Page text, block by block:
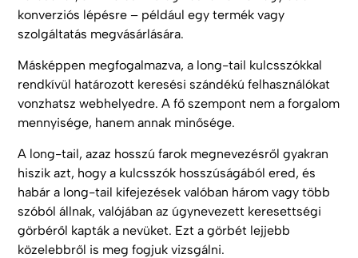
konverziós lépésre – például egy termék vagy
szolgáltatás megvásárlására.
Másképpen megfogalmazva, a long-tail kulcsszókkal
rendkívül határozott keresési szándékú felhasználókat
vonzhatsz webhelyedre. A fő szempont nem a forgalom
mennyisége, hanem annak minősége.
A long-tail, azaz hosszú farok megnevezésről gyakran
hiszik azt, hogy a kulcsszók hosszúságából ered, és
habár a long-tail kifejezések valóban három vagy több
szóból állnak, valójában az úgynevezett keresettségi
görbéről kapták a nevüket. Ezt a görbét lejjebb
közelebbről is meg fogjuk vizsgálni.